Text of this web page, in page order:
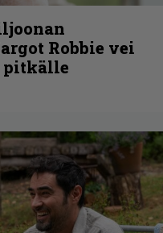
Robbie vei
pitkälle